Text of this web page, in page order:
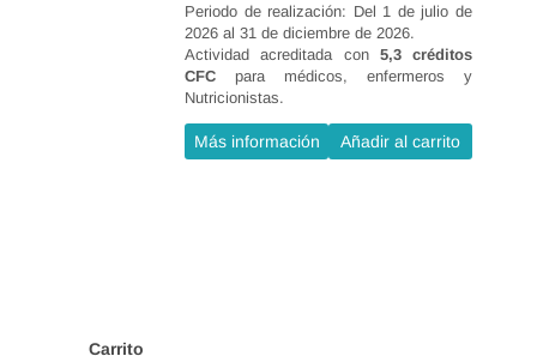
6.1.1Definición.
6.1.2 Objetivos.
6.1.3 Cuidados específicos de la
6.1.4 Complicaciones.
6.2.3 Cuidados específicos de la
Periodo de realización: Del 1 de julio de
2026 al 31 de diciembre de 2026.
Actividad acreditada con 5,3 créditos
CFC para médicos, enfermeros y
Nutricionistas.
Más información Añadir al carrito
Carrito